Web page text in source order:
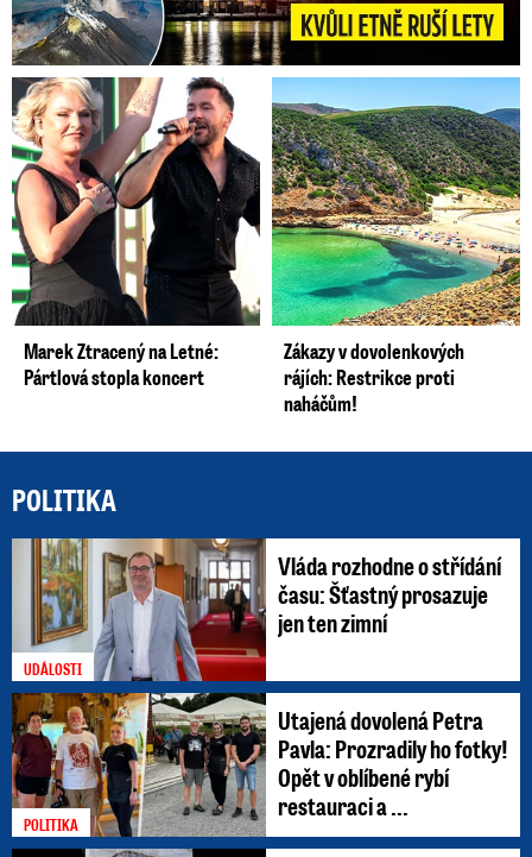
Marek Ztracený na Letné:
Pártlová stopla koncert
Zákazy v dovolenkových
rájích: Restrikce proti
naháčům!
POLITIKA
UDÁLOSTI
Vláda rozhodne o střídání
času: Šťastný prosazuje
jen ten zimní
POLITIKA
Utajená dovolená Petra
Pavla: Prozradily ho fotky!
Opět v oblíbené rybí
restauraci a ...